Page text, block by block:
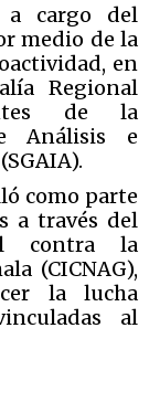
a cargo del
medio de la
en
Regional
de la
Análisis e
como parte
a través del
contra la
(CICNAG),
la lucha
al